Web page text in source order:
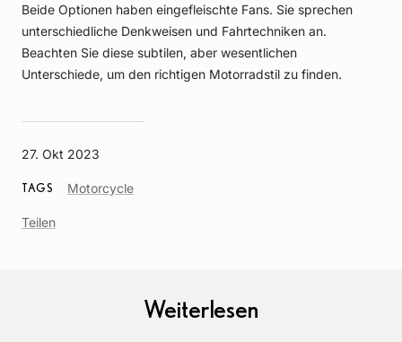
27. Okt 2023
TAGS MotorcycleArticle
Teilen
Beide Optionen haben eingefleischte Fans. Sie sprechen
unterschiedliche Denkweisen und Fahrtechniken an.
Beachten Sie diese subtilen, aber wesentlichen
Unterschiede, um den richtigen Motorradstil zu finden.
Weiterlesen